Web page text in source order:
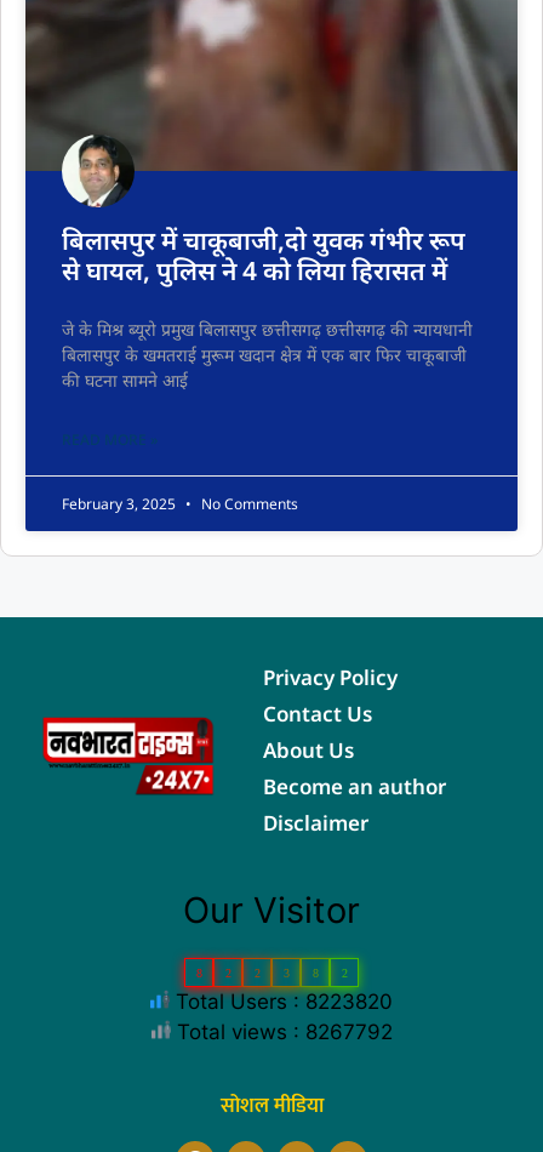
बिलासपुर में चाकूबाजी,दो युवक गंभीर रूप
से घायल, पुलिस ने 4 को लिया हिरासत में
जे के मिश्र ब्यूरो प्रमुख बिलासपुर छत्तीसगढ़ छत्तीसगढ़ की न्यायधानी
बिलासपुर के खमतराई मुरूम खदान क्षेत्र में एक बार फिर चाकूबाजी
की घटना सामने आई
READ MORE »
February 3, 2025 No Comments
Privacy Policy
Contact Us
About Us
Become an author
Disclaimer
Our Visitor
8 2 2 3 8 2
Total Users : 8223820
Total views : 8267792
सोशल मीडिया